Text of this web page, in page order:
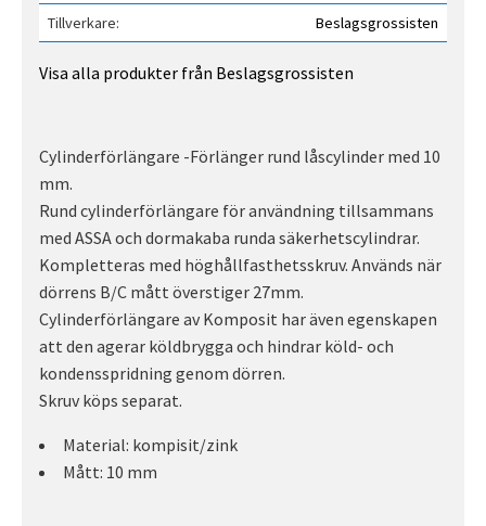
Tillverkare
Beslagsgrossisten
Visa alla produkter från Beslagsgrossisten
Cylinderförlängare -Förlänger rund låscylinder med 10
mm.
Rund cylinderförlängare för användning tillsammans
med ASSA och dormakaba runda säkerhetscylindrar.
Kompletteras med höghållfasthetsskruv. Används när
dörrens B/C mått överstiger 27mm.
Cylinderförlängare av Komposit har även egenskapen
att den agerar köldbrygga och hindrar köld- och
kondensspridning genom dörren.
Skruv köps separat.
Material: kompisit/zink
Mått: 10 mm